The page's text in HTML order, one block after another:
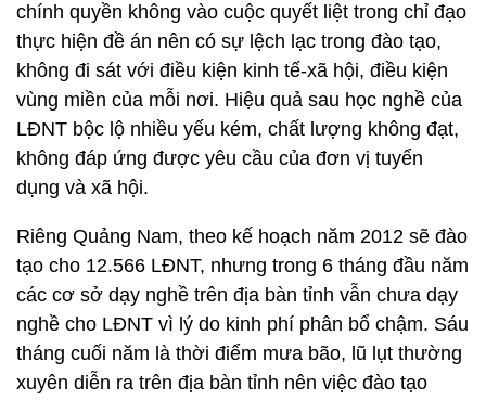
chính quyền không vào cuộc quyết liệt trong chỉ đạo
thực hiện đề án nên có sự lệch lạc trong đào tạo,
không đi sát với điều kiện kinh tế-xã hội, điều kiện
vùng miền của mỗi nơi. Hiệu quả sau học nghề của
LĐNT bộc lộ nhiều yếu kém, chất lượng không đạt,
không đáp ứng được yêu cầu của đơn vị tuyển
dụng và xã hội.
Riêng Quảng Nam, theo kế hoạch năm 2012 sẽ đào
tạo cho 12.566 LĐNT, nhưng trong 6 tháng đầu năm
các cơ sở dạy nghề trên địa bàn tỉnh vẫn chưa dạy
nghề cho LĐNT vì lý do kinh phí phân bổ chậm. Sáu
tháng cuối năm là thời điểm mưa bão, lũ lụt thường
xuyên diễn ra trên địa bàn tỉnh nên việc đào tạo